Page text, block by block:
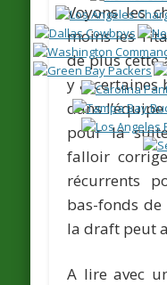
Voyons les
moins les
de plus cette
y a certaines
dans
pour la
falloir
récurrents
bas-fonds de
la draft peut
A lire avec